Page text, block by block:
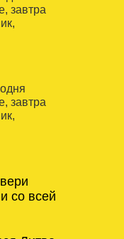
завтра
завтра
со всей